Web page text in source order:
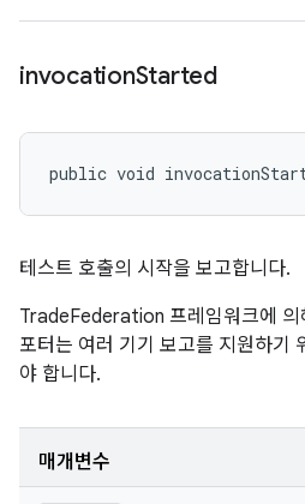
invocationStarted
public void
테스트 호출의 시작을 보고합니다.
TradeFederation 프레임워크에 의
포터는 여러 기기 보고를 지원하기
야 합니다.
매개변수